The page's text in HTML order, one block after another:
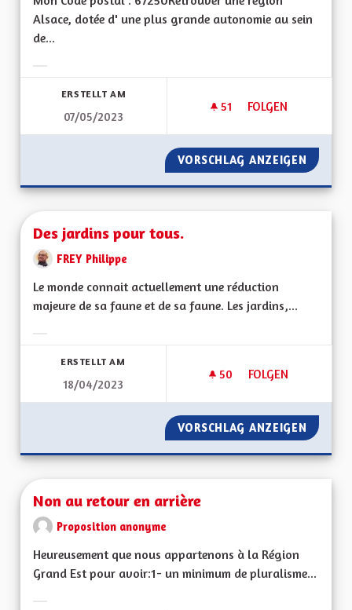
Alsace, dotée d' une plus grande autonomie au sein
de...
ERSTELLT AM
07/05/2023
51 51 FOLLOWER
FOLGEN
CRÉER UNE
VORSCHLAG ANZEIGEN
Des jardins pour tous.
FREY Philippe
Le monde connait actuellement une réduction
majeure de sa faune et de sa faune. Les jardins,...
ERSTELLT AM
18/04/2023
50 50 FOLLOWER
FOLGEN
DES JARDINS
VORSCHLAG ANZEIGEN DES
Non au retour en arrière
Proposition anonyme
Heureusement que nous appartenons à la Région
Grand Est pour avoir:1- un minimum de pluralisme...